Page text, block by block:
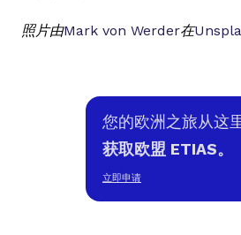
照片由Mark von Werder在
您的欧洲之旅从这
获取欧盟 ETIAS。
立即申请